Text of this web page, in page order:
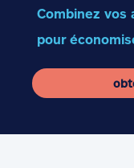
Combinez vos
pour